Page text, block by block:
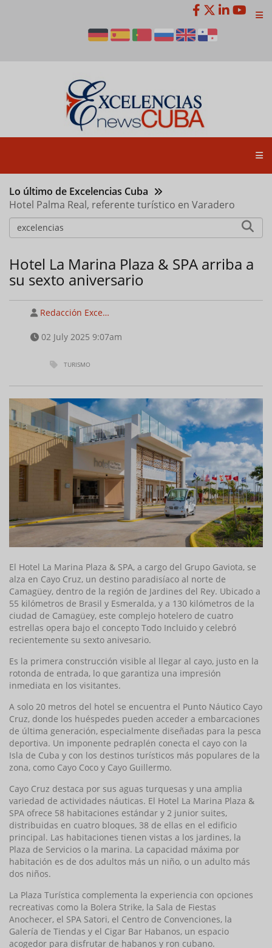
Lo último de Excelencias Cuba
Hotel Palma Real, referente turístico en Varadero
Hotel La Marina Plaza & SPA arriba a
su sexto aniversario
Redacción Exce…
02 July 2025 9:07am
TURISMO
El Hotel La Marina Plaza & SPA, a cargo del Grupo Gaviota, se
alza en Cayo Cruz, un destino paradisíaco al norte de
Camagüey, dentro de la región de Jardines del Rey. Ubicado a
55 kilómetros de Brasil y Esmeralda, y a 130 kilómetros de la
ciudad de Camagüey, este complejo hotelero de cuatro
estrellas opera bajo el concepto Todo Incluido y celebró
recientemente su sexto anivesario.
Es la primera construcción visible al llegar al cayo, justo en la
rotonda de entrada, lo que garantiza una impresión
inmediata en los visitantes.
A solo 20 metros del hotel se encuentra el Punto Náutico Cayo
Cruz, donde los huéspedes pueden acceder a embarcaciones
de última generación, especialmente diseñadas para la pesca
deportiva. Un imponente pedraplén conecta el cayo con la
Isla de Cuba y con los destinos turísticos más populares de la
zona, como Cayo Coco y Cayo Guillermo.
Cayo Cruz destaca por sus aguas turquesas y una amplia
variedad de actividades náuticas. El Hotel La Marina Plaza &
SPA ofrece 58 habitaciones estándar y 2 junior suites,
distribuidas en cuatro bloques, 38 de ellas en el edificio
principal. Las habitaciones tienen vistas a los jardines, la
Plaza de Servicios o la marina. La capacidad máxima por
habitación es de dos adultos más un niño, o un adulto más
dos niños.
La Plaza Turística complementa la experiencia con opciones
recreativas como la Bolera Strike, la Sala de Fiestas
Anochecer, el SPA Satori, el Centro de Convenciones, la
Galería de Tiendas y el Cigar Bar Habanos, un espacio
acogedor para disfrutar de habanos y ron cubano.